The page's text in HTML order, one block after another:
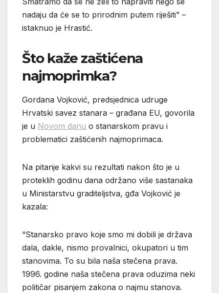
nadaju da će se to prirodnim putem riješiti” –
istaknuo je Hrastić.
Što kaže zaštićena
najmoprimka?
Gordana Vojković, predsjednica udruge
Hrvatski savez stanara – građana EU, govorila
je u Novom danu o stanarskom pravu i
problematici zaštićenih najmoprimaca.
Na pitanje kakvi su rezultati nakon što je u
proteklih godinu dana održano više sastanaka
u Ministarstvu graditeljstva, gđa Vojković je
kazala:
“Stanarsko pravo koje smo mi dobili je država
dala, dakle, nismo provalnici, okupatori u tim
stanovima. To su bila naša stečena prava.
1996. godine naša stečena prava oduzima neki
političar pisanjem zakona o najmu stanova.